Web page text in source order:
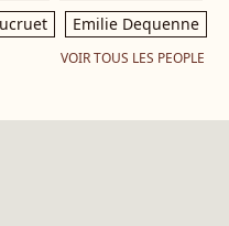
Emilie Dequenne
VOIR TOUS LES PEOPLE